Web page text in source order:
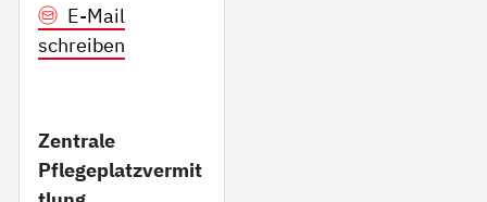
E-Mail
schreiben
Zentrale
Pflegeplatzvermit